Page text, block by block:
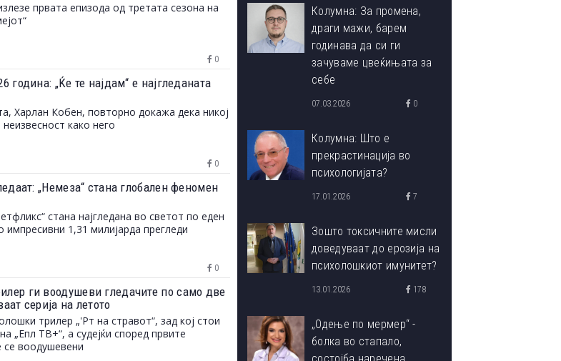
првата епизода од третата сезона на
0
година: „Ќе те најдам“ е најгледаната
Харлан Кобен, повторно докажа дека никој
како него
0
„Немеза“ стана глобален феномен
стана најгледана во светот по еден
1,31 милијарда прегледи
0
ги воодушеви гледачите по само две
серија на летото
трилер „'Рт на стравот“, зад кој стои
„Епл ТВ+“, а судејќи според првите
се воодушевени
Колумна: За промена,
драги мажи, барем
годинава да си ги
зачуваме цвеќињата за
себе
07.03.2026 0
Колумна: Што е
прекрастинација во
психологијата?
17.01.2026 7
Зошто токсичните мисли
доведуваат до ерозија на
психолошкиот имунитет?
13.01.2026 178
„Одење по мермер“ -
болка во стапало,